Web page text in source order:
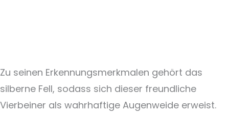
Zu seinen Erkennungsmerkmalen gehört das
silberne Fell, sodass sich dieser freundliche
Vierbeiner als wahrhaftige Augenweide erweist.